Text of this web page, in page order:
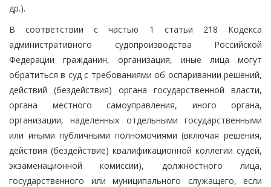
др.).
В соответствии с частью 1 статьи 218 Кодекса
административного судопроизводства Российской
Федерации гражданин, организация, иные лица могут
обратиться в суд с требованиями об оспаривании решений,
действий (бездействия) органа государственной власти,
органа местного самоуправления, иного органа,
организации, наделенных отдельными государственными
или иными публичными полномочиями (включая решения,
действия (бездействие) квалификационной коллегии судей,
экзаменационной комиссии), должностного лица,
государственного или муниципального служащего, если